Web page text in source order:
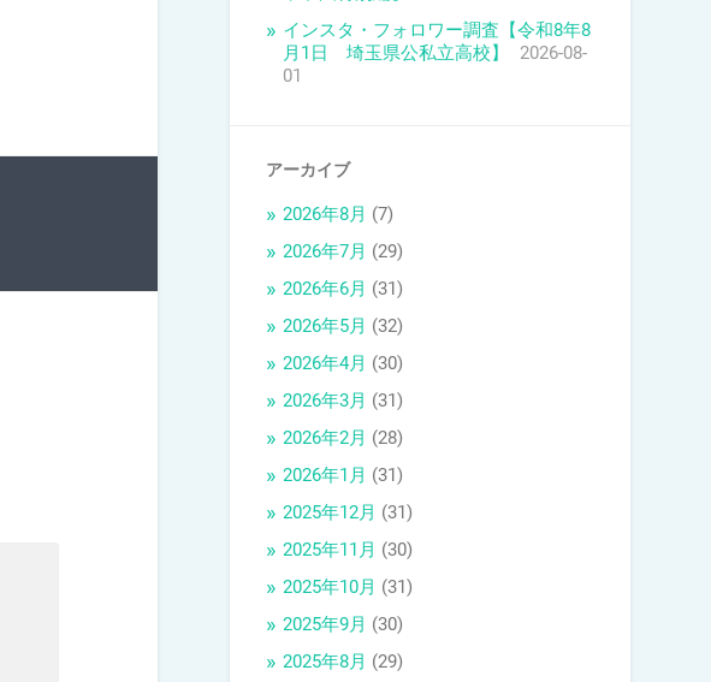
インスタ・フォロワー調査【令和8年8
月1日 埼玉県公私立高校】
2026-08-
01
アーカイブ
2026年8月 (7)
2026年7月 (29)
2026年6月 (31)
2026年5月 (32)
2026年4月 (30)
2026年3月 (31)
2026年2月 (28)
2026年1月 (31)
2025年12月 (31)
2025年11月 (30)
2025年10月 (31)
2025年9月 (30)
2025年8月 (29)